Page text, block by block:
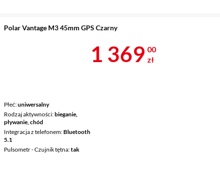
Polar Vantage M3 45mm GPS Czarny
Płeć uniwersalny
Rodzaj aktywności bieganie,
pływanie, chód
Integracja z telefonem Bluetooth
5.1
Pulsometr - Czujnik tętna tak
Cena 1 369 zł
1 369 00
zł